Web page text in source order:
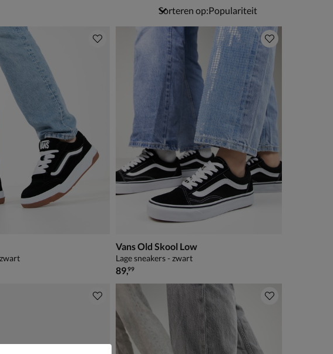
Sorteren op:
Vans Old Skool Low
Lage sneakers - zwart
€ 89,99
89,99